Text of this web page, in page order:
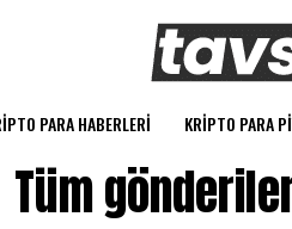
PARA HABERLERI KRIPTO PARA
Tüm